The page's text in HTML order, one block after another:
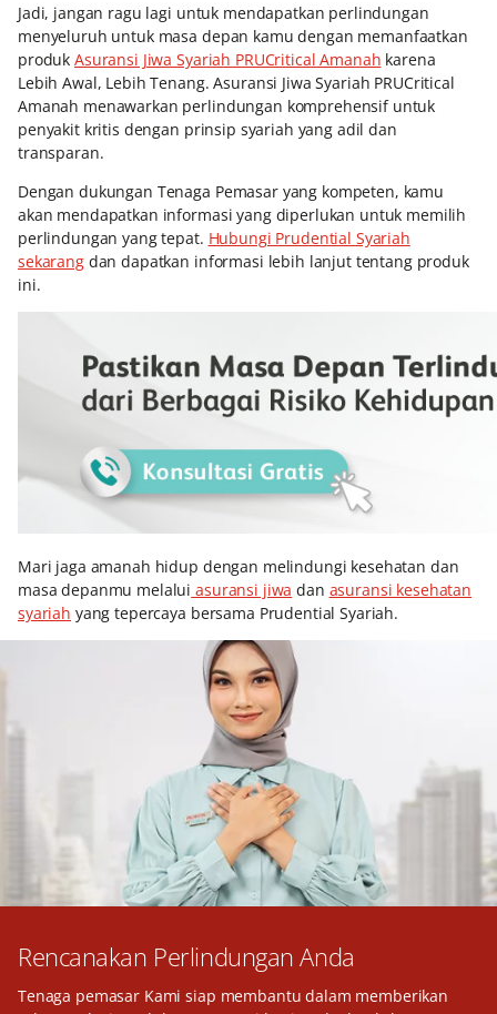
Jadi, jangan ragu lagi untuk mendapatkan perlindungan
menyeluruh untuk masa depan kamu dengan memanfaatkan
produkAsuransi Jiwa Syariah PRUCritical Amanah karena
Lebih Awal, Lebih Tenang. Asuransi Jiwa Syariah PRUCritical
Amanah menawarkan perlindungan komprehensif untuk
penyakit kritis dengan prinsip syariah yang adil dan
transparan.
Dengan dukungan Tenaga Pemasar yang kompeten, kamu
akan mendapatkan informasi yang diperlukan untuk memilih
perlindungan yang tepat. Hubungi Prudential Syariah
sekarangdan dapatkan informasi lebih lanjut tentang produk
ini.
Mari jaga amanah hidup dengan melindungi kesehatan dan
masa depanmu melalui asuransi jiwa dan asuransi kesehatan
syariah yang tepercaya bersama Prudential Syariah.
Rencanakan Perlindungan Anda
Tenaga pemasar Kami siap membantu dalam memberikan